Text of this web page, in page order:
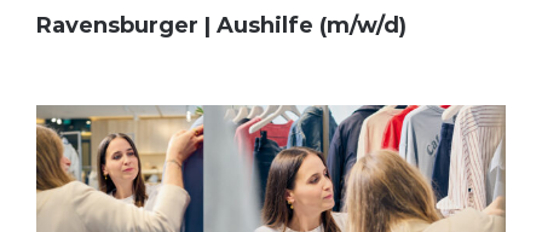
Ravensburger | Aushilfe (m/w/d)